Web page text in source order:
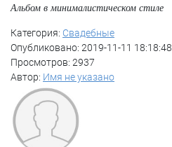
Альбом в минималистическом стиле
Категория: Свадебные
Опубликовано: 2019-11-11 18:18:48
Просмотров: 2937
Автор: Имя не указано